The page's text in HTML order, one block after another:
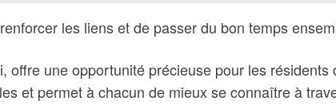
les liens et de passer du bon temps
offre une opportunité précieuse pour les
et permet à chacun de mieux se connaître à